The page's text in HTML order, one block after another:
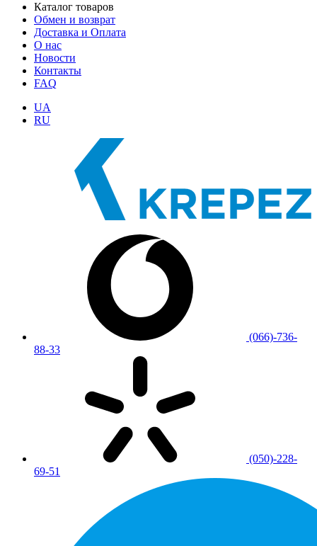
Каталог товаров
Обмен и возврат
Доставка и Оплата
О нас
Новости
Контакты
FAQ
UA
RU
(066)-736-
88-33
(050)-228-
69-51